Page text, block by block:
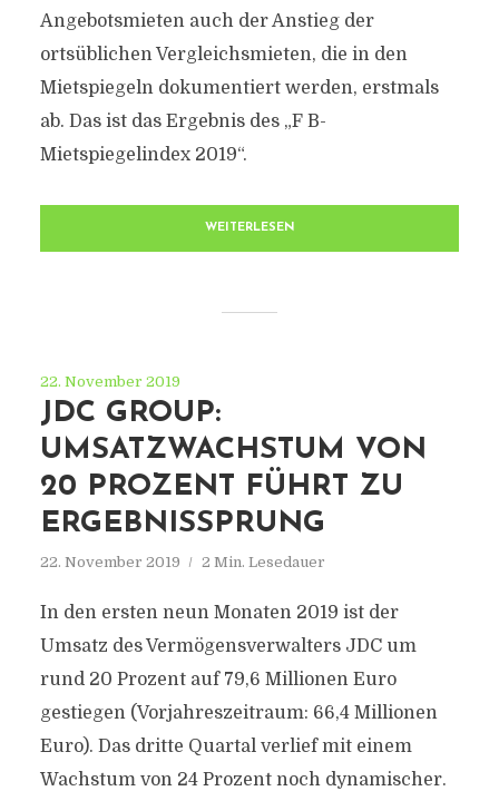
Angebotsmieten auch der Anstieg der
ortsüblichen Vergleichsmieten, die in den
Mietspiegeln dokumentiert werden, erstmals
ab. Das ist das Ergebnis des „F B-
Mietspiegelindex 2019“.
WEITERLESEN
22. November 2019
JDC GROUP:
UMSATZWACHSTUM VON
20 PROZENT FÜHRT ZU
ERGEBNISSPRUNG
22. November 2019 2 Min. Lesedauer
In den ersten neun Monaten 2019 ist der
Umsatz des Vermögensverwalters JDC um
rund 20 Prozent auf 79,6 Millionen Euro
gestiegen (Vorjahreszeitraum: 66,4 Millionen
Euro). Das dritte Quartal verlief mit einem
Wachstum von 24 Prozent noch dynamischer.